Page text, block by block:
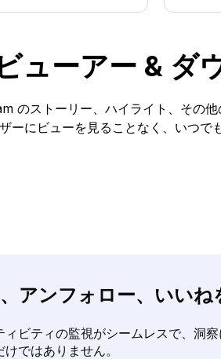
ューアー & ダ
のストーリー、ハイライト、その
ーにビューを見ることなく、いつで
アンフォロー、いいね
ビティの監視がシームレスで、洞察
ではありません。